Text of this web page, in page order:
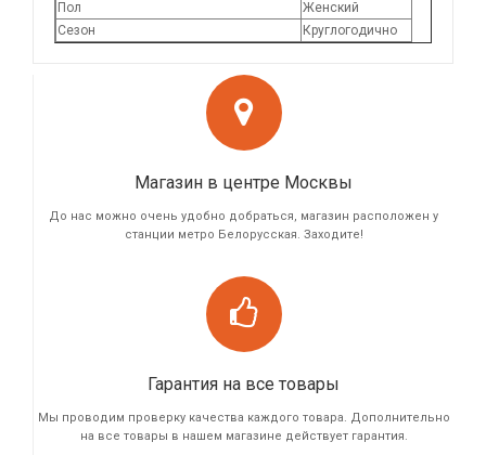
Пол
Женский
Сезон
Круглогодично
Магазин в центре Москвы
До нас можно очень удобно добраться, магазин расположен у
станции метро Белорусская. Заходите!
Гарантия на все товары
Мы проводим проверку качества каждого товара. Дополнительно
на все товары в нашем магазине действует гарантия.